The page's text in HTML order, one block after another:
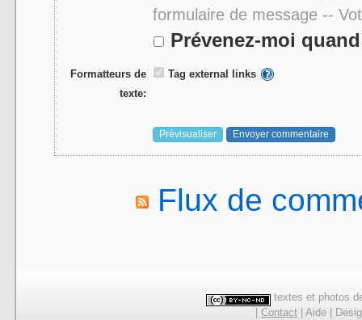
formulaire de message --
Prévenez-moi
Formatteurs de
texte:
Tag external links
Flux de
textes et photos
Contact Aide